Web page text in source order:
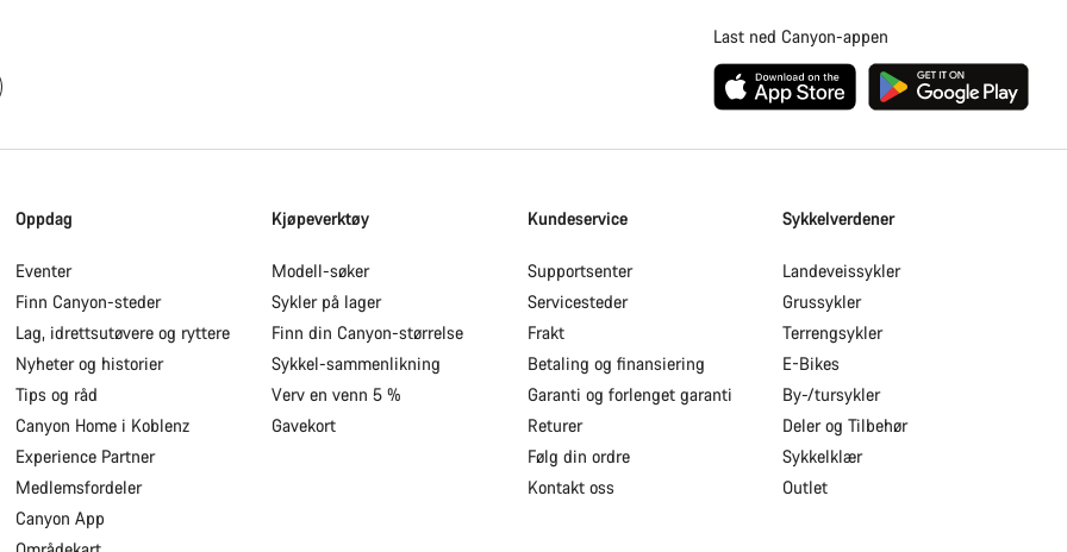
Last ned Canyon-appen
Oppdag
Eventer
Finn Canyon-steder
Lag, idrettsutøvere og ryttere
Nyheter og historier
Tips og råd
Canyon Home i Koblenz
Experience Partner
Medlemsfordeler
Canyon App
Kjøpeverktøy
Modell-søker
Sykler på lager
Finn din Canyon-størrelse
Sykkel-sammenlikning
Verv en venn 5 %
Gavekort
Kundeservice
Supportsenter
Servicesteder
Frakt
Betaling og finansiering
Garanti og forlenget garanti
Returer
Følg din ordre
Kontakt oss
Sykkelverdener
Landeveissykler
Grussykler
Terrengsykler
E-Bikes
By-/tursykler
Deler og Tilbehør
Sykkelklær
Outlet